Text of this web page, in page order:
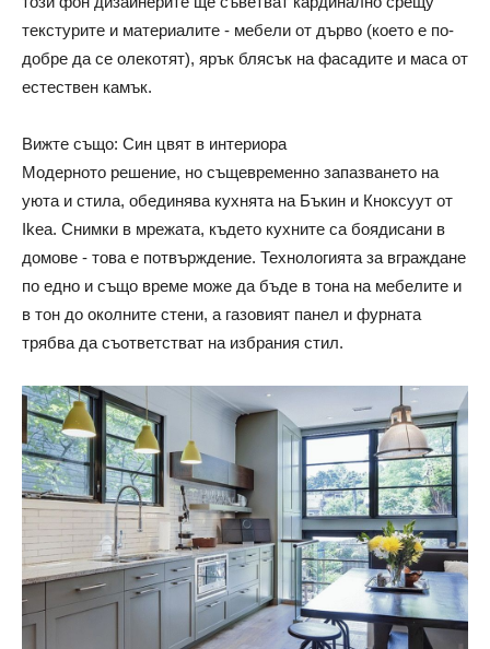
текстурите и материалите - мебели от дърво (което е по-
добре да се олекотят), ярък блясък на фасадите и маса от
естествен камък.
Вижте също: Син цвят в интериора
Модерното решение, но същевременно запазването на
уюта и стила, обединява кухнята на Бъкин и Кноксуут от
Ikea. Снимки в мрежата, където кухните са боядисани в
домове - това е потвърждение. Технологията за вграждане
по едно и също време може да бъде в тона на мебелите и
в тон до околните стени, а газовият панел и фурната
трябва да съответстват на избрания стил.